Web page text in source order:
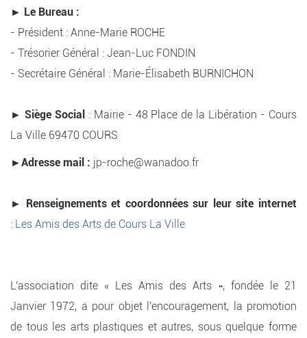
► Le Bureau :
- Président : Anne-Marie ROCHE
- Trésorier Général : Jean-Luc FONDIN
- Secrétaire Général : Marie-Élisabeth BURNICHON
► Siège Social : Mairie - 48 Place de la Libération - Cours
La Ville 69470 COURS
►Adresse mail : jp-roche@wanadoo.fr
► Renseignements et coordonnées sur leur site internet
: Les Amis des Arts de Cours La Ville
L'association dite « Les Amis des Arts », fondée le 21
Janvier 1972, a pour objet l'encouragement, la promotion
de tous les arts plastiques et autres, sous quelque forme